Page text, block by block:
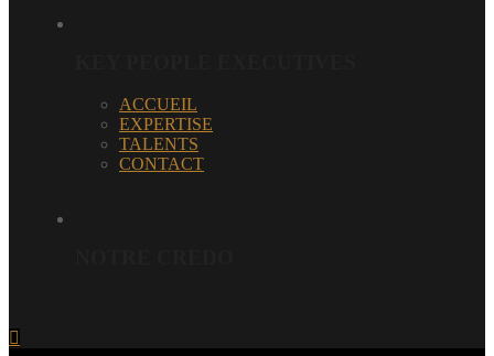
ACCUEIL
EXPERTISE
TALENTS
CONTACT